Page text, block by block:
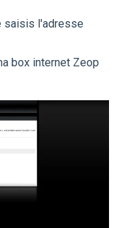
saisis l'adresse
box internet Zeop